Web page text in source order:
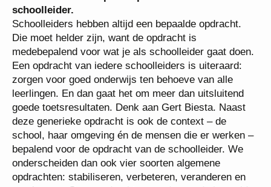
schoolleider.
Schoolleiders hebben altijd een bepaalde opdracht.
Die moet helder zijn, want de opdracht is
medebepalend voor wat je als schoolleider gaat doen.
Een opdracht van iedere schoolleiders is uiteraard:
zorgen voor goed onderwijs ten behoeve van alle
leerlingen. En dan gaat het om meer dan uitsluitend
goede toetsresultaten. Denk aan Gert Biesta. Naast
deze generieke opdracht is ook de context – de
school, haar omgeving én de mensen die er werken –
bepalend voor de opdracht van de schoolleider. We
onderscheiden dan ook vier soorten algemene
opdrachten: stabiliseren, verbeteren, veranderen en